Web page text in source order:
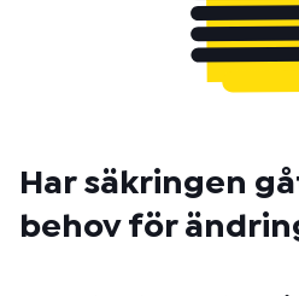
Har säkringen
behov för